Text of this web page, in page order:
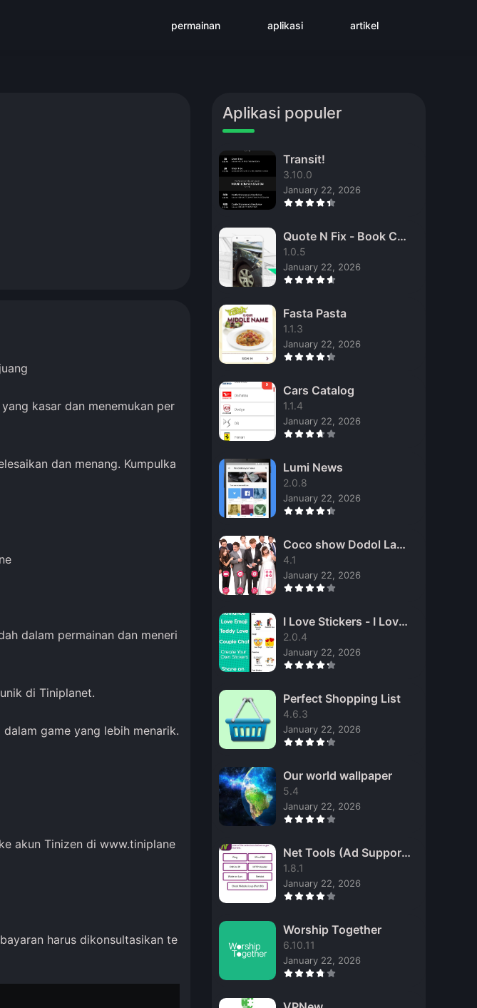
permainan aplikasi artikel
kasar dan menemukan per
dan menang. Kumpulka
dalam permainan dan meneri
di Tiniplanet.
game yang lebih menarik.
akun Tinizen di www.tiniplane
harus dikonsultasikan te
Aplikasi populer
Transit!
3.10.0
January 22, 2026
Quote N Fix - Book Car
Repair
1.0.5
January 22, 2026
Fasta Pasta
1.1.3
January 22, 2026
Cars Catalog
1.1.4
January 22, 2026
Lumi News
2.0.8
January 22, 2026
Coco show Dodol Laun
cher Theme
4.1
January 22, 2026
I Love Stickers - I Love
You Stickers
2.0.4
January 22, 2026
Perfect Shopping List
4.6.3
January 22, 2026
Our world wallpaper
5.4
January 22, 2026
Net Tools (Ad Support
ed)
1.8.1
January 22, 2026
Worship Together
6.10.11
January 22, 2026